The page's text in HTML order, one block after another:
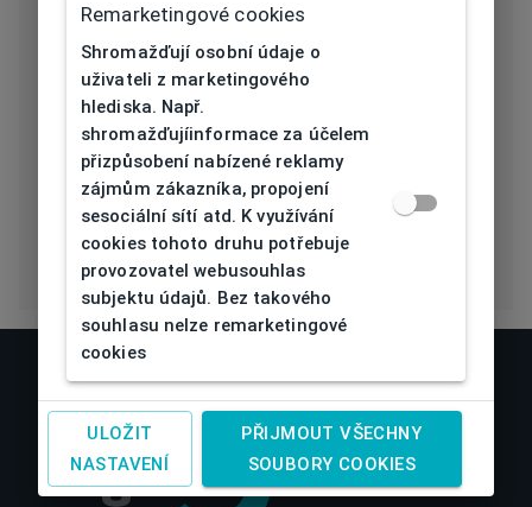
slunečního
filtru
3
Vlastnosti
čočky
Eco Friendly Ne
Remarketingové cookies
Shromažďují osobní údaje o
uživateli z marketingového
hlediska. Např.
shromažďujíinformace za účelem
přizpůsobení nabízené reklamy
zájmům zákazníka, propojení
sesociální sítí atd. K využívání
cookies tohoto druhu potřebuje
provozovatel webusouhlas
subjektu údajů. Bez takového
souhlasu nelze remarketingové
cookies
ULOŽIT
NASTAVENÍ
PŘIJMOUT VŠECHNY
SOUBORY COOKIES